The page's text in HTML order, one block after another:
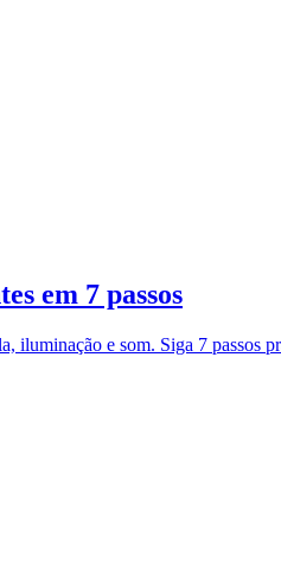
em 7 passos
iluminação e som. Siga 7 passos